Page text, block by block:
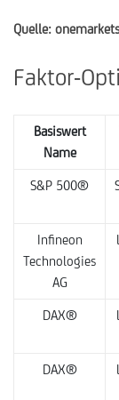
Quelle:
Faktor-
Basiswert
Name
S&P 500®
Infineon
Technologies
AG
DAX®
DAX®